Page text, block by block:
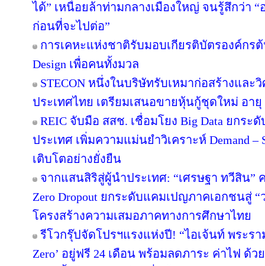
ได้” เหนื่อยล้าท่ามกลางเมืองใหญ่ จนรู้สึกว่า
ก่อนที่จะไปต่อ”
การเคหะแห่งชาติรับมอบเกียรติบัตรองค์กร
Design เพื่อคนทั้งมวล
STECON หนึ่งในบริษัทรับเหมาก่อสร้างแล
ประเทศไทย เตรียมเสนอขายหุ้นกู้ชุดใหม่ อา
REIC จับมือ สสช. เชื่อมโยง Big Data ยกร
ประเทศ เพิ่มความแม่นยำวิเคราะห์ Demand
เติบโตอย่างยั่งยืน
จากแสนสิริสู่ผู้นำประเทศ: “เศรษฐา ทวีสิน”
Zero Dropout ยกระดับแคมเปญภาคเอกชนสู่
โครงสร้างความเสมอภาคทางการศึกษาไทย
รีโวกรุ๊ปจัดโปรฯแรงแห่งปี! “ไอเจ้นท์ พระรา
Zero’ อยู่ฟรี 24 เดือน พร้อมลดภาระ ค่าไฟ ด้